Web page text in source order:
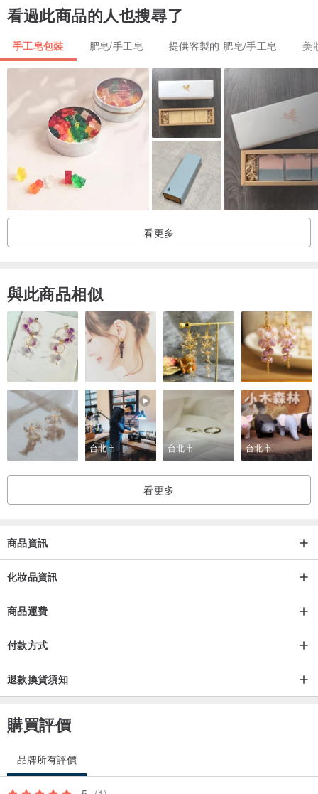
1.晨曦淨化 (清爽 / 木質調)
配方： 適合中性、油性肌膚，洗後感受通透、清爽不黏膩。
香氣： 採用雪松、尤加利等純植物精油，呈現沉穩的森林氣息。
2.暮色滋養 (滋潤 / 花果調)
配方： 針對細緻肌膚設計，含有較高比例保濕植物油，泡沫如奶油般
綿密，洗後感受柔嫩不緊繃。
3.由設計師為您搭配
如果您有選擇障礙，請交給我們！設計師將根據時令與視覺美學，為
您挑選最適合的洗感與香氣（最推薦）
｜關於包裝與客製化｜
客製化眉卡：訂購即享免費文字設計服務，請於結帳時填寫「購買人
備註」。
若您有特定活動主題色需求（如：婚禮主題色、品牌企業色、會想要
據您的需求，為您調製專屬的色彩計畫。
環保極簡：透明糖果袋包裝，讓手工皂的精緻造型與您的客製心意一
眼可見。
本頁面為「簡約糖果袋裝」，請依需求於規格處選擇款式：
極簡療癒系（起訂量 20 袋）
雲朵 / 小熊 / 起司：每袋 $85 元
看過此商品的人也搜尋了
手工皂包裝 肥皂/手工皂 提供客製的 肥皂/手工皂 美
看更多
與此商品相似
台北市 台北市 台北市
看更多
商品資訊
化妝品資訊
商品運費
付款方式
退款換貨須知
購買評價
品牌所有評價